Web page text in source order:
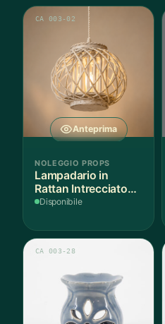
Anteprima
CA 003-02
NOLEGGIO PROPS
Lampadario in
Rattan Intrecciato
Bianco
Disponibile
CA 003-28